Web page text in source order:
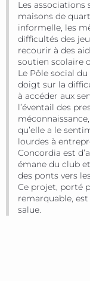
Les associations
maisons de
informelle, les
difficultés des
recourir à des
soutien scolaire
Le Pôle social
doigt sur la
à accéder aux
l’éventail des
qu’elle a le
lourdes à
Concordia est
émane du club
des ponts vers
Ce projet, porté
remarquable,
salue.